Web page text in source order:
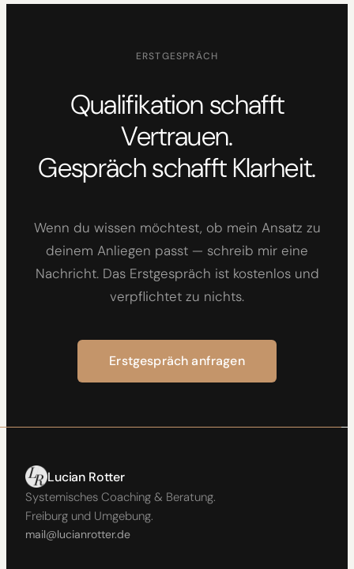
ERSTGESPRÄCH
Qualifikation schafft
Vertrauen.
Gespräch schafft Klarheit.
Wenn du wissen möchtest, ob mein Ansatz zu
deinem Anliegen passt — schreib mir eine
Nachricht. Das Erstgespräch ist kostenlos und
verpflichtet zu nichts.
Erstgespräch anfragen
Lucian Rotter
Systemisches Coaching & Beratung.
Freiburg und Umgebung.
mail@lucianrotter.de